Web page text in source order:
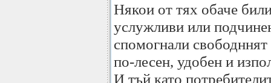
Някои от тях обаче
услужливи или
спомогнали
по-лесен, удобен и
И тъй като